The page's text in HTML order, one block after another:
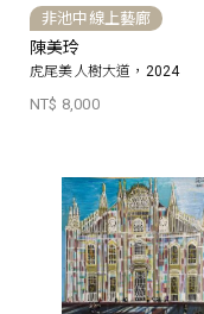
非池中線上藝廊
陳美玲
虎尾美人樹大道，2024
NT$ 8,000